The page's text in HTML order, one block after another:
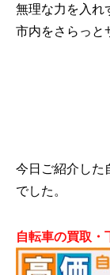
無理な力を入れ
市内をさらっと
今日ご紹介した
でした。
自転車の買取